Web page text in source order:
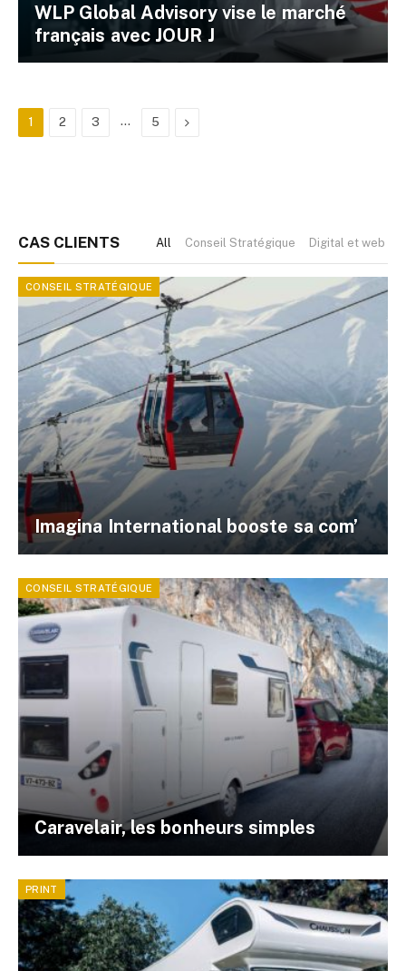
WLP Global Advisory vise le marché
français avec JOUR J
1 2 3 … 5 Next
CAS CLIENTS All Conseil Stratégique Digital et web
CONSEIL STRATÉGIQUE
Imagina International booste sa com’
CONSEIL STRATÉGIQUE
Caravelair, les bonheurs simples
PRINT